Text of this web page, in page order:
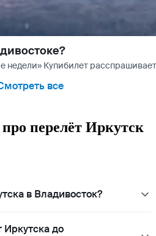
недели» Купибилет
все
перелёт Иркутск
в Владивосток?
Иркутска до